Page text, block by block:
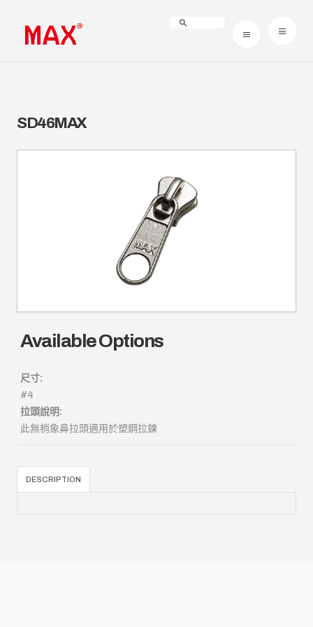
SD46MAX
Available Options
尺寸:
#4
拉頭說明:
此無梢象鼻拉頭適用於塑鋼拉鍊
DESCRIPTION